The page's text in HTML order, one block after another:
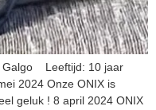
Galgo Leeftijd: 10 jaar
2024 Onze ONIX is
geluk ! 8 april 2024 ONIX